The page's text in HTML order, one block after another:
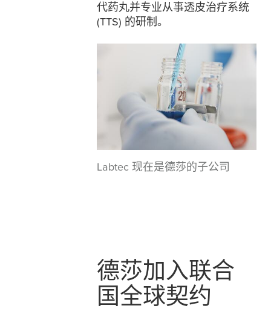
代药丸并专业从事透皮治疗系统
(TTS) 的研制。
Labtec 现在是德莎的子公司
德莎加入联合
国全球契约